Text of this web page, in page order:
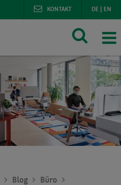
DE EN
KONTAKT
Blog
Büro